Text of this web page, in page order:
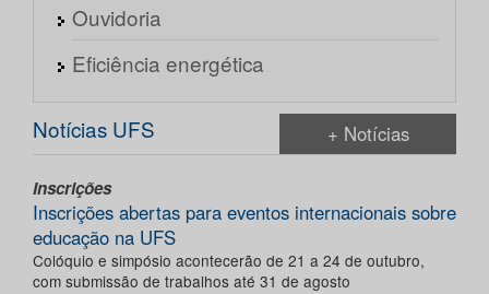
Ouvidoria
Eficiência energética
Notícias UFS + Notícias
Inscrições
Inscrições abertas para eventos internacionais sobre
educação na UFS
Colóquio e simpósio acontecerão de 21 a 24 de outubro,
com submissão de trabalhos até 31 de agosto